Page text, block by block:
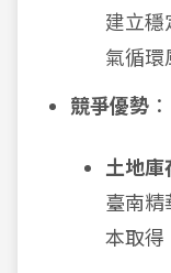
建立穩
氣循環
競爭優勢 ：
土地庫
臺南精
本取得